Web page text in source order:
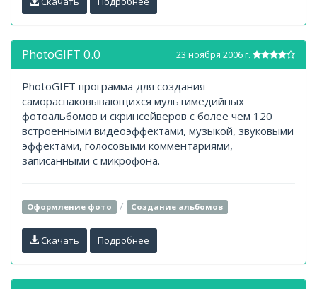
23 ноября 2006 г.
PhotoGIFT 0.0
PhotoGIFT программа для создания
самораспаковывающихся мультимедийных
фотоальбомов и скринсейверов с более чем 120
встроенными видеоэффектами, музыкой, звуковыми
эффектами, голосовыми комментариями,
записанными с микрофона.
Оформление фото / Создание альбомов
Скачать Подробнее